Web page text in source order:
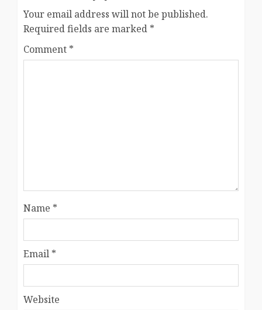
Your email address will not be published.
Required fields are marked *
Comment *
Name *
Email *
Website